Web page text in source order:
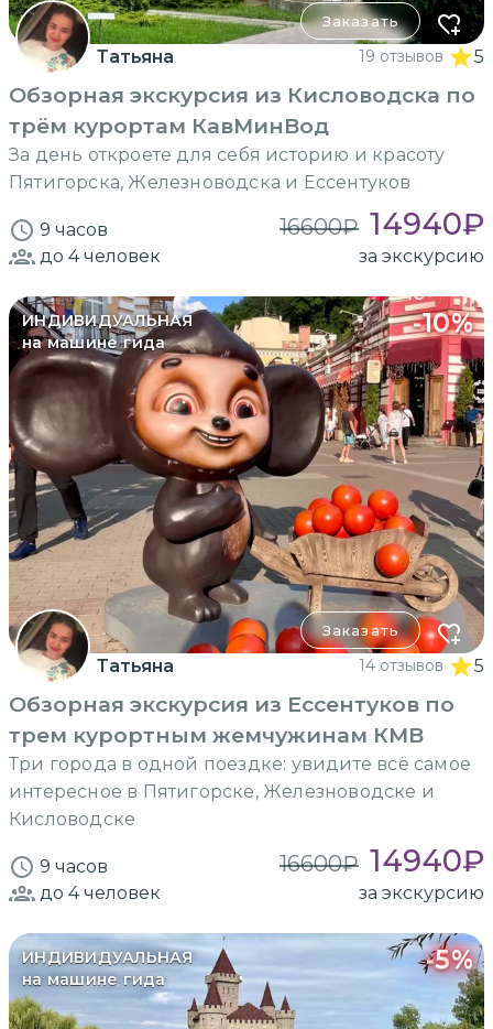
Заказать
Татьяна 19 отзывов 5
Обзорная экскурсия из Кисловодска по
трём курортам КавМинВод
За день откроете для себя историю и красоту
Пятигорска, Железноводска и Ессентуков
9 часов 16600₽ 14940₽
до 4человек за экскурсию
ИНДИВИДУАЛЬНАЯ
на машине гида
-10%
Заказать
Татьяна 14 отзывов 5
Обзорная экскурсия из Ессентуков по
трем курортным жемчужинам КМВ
Три города в одной поездке: увидите всё самое
интересное в Пятигорске, Железноводске и
Кисловодске
9 часов 16600₽ 14940₽
до 4человек за экскурсию
ИНДИВИДУАЛЬНАЯ
на машине гида
-5%